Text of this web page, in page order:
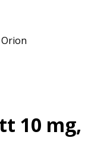
10 mg,